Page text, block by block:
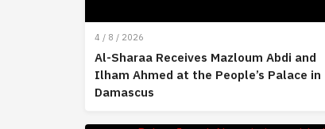
4 / 8 / 2026
Al-Sharaa Receives Mazloum Abdi and
Ilham Ahmed at the People’s Palace in
Damascus